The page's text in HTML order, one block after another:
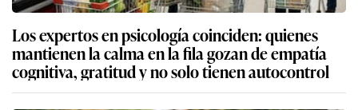
Los expertos en psicología coinciden: quienes
mantienen la calma en la fila gozan de empatía
cognitiva, gratitud y no solo tienen autocontrol